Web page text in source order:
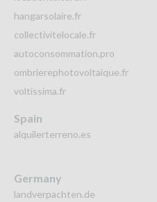
hangarsolaire.fr
collectivitelocale.fr
autoconsommation.pro
ombrierephotovoltaique.fr
voltissima.fr
Spain
alquilerterreno.es
Germany
landverpachten.de